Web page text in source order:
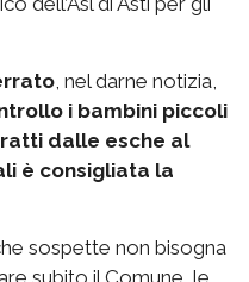
, nel darne notizia,
i bambini piccoli
dalle esche al
è consigliata la
sospette non bisogna